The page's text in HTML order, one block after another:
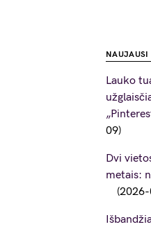
NAUJAUSI
Lauko
09
Dvi
metais: